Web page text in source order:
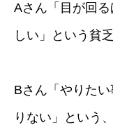
Aさん「目が回
しい」という貧
Bさん「やりた
りない」という